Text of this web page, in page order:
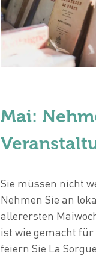
Mai:
Sie müssen nicht
Nehmen Sie an
allerersten
ist wie gemacht
feiern Sie La